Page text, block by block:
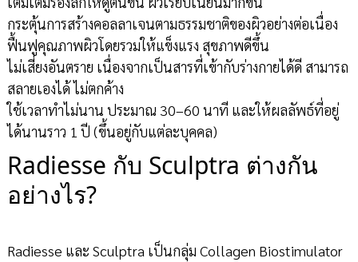
กระตุ้นการสร้างคอลลาเจนตามธรรมชาติของผิวอย่างต่อเนื่อง
ฟื้นฟูคุณภาพผิวโดยรวมให้แข็งแรง สุขภาพดีขึ้น
ไม่เสี่ยงอันตราย เนื่องจากเป็นสารที่เข้ากับร่างกายได้ดี สามารถ
สลายเองได้ ไม่ตกค้าง
ใช้เวลาทำไม่นาน ประมาณ 30–60 นาที และให้ผลลัพธ์ที่อยู่
ได้นานราว 1 ปี (ขึ้นอยู่กับแต่ละบุคคล)
Radiesse กับ Sculptra ต่างกัน
อย่างไร?
Radiesse และ Sculptra เป็นกลุ่ม Collagen Biostimulator